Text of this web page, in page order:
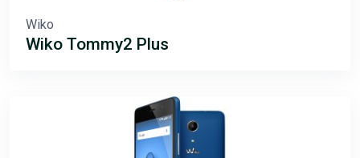
Wiko
Wiko Tommy2 Plus